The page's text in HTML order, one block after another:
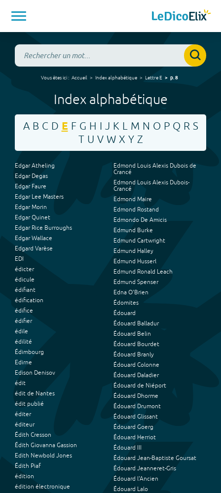
Vous êtes ici : Accueil Index alphabétique LettreE p.8
Index alphabétique
A B C D E F G H I J K L M N O P Q R S
T U V W X Y Z
Edgar Atheling
Edgar Degas
Edgar Faure
Edgar Lee Masters
Edgar Morin
Edgar Quinet
Edgar Rice Burroughs
Edgar Wallace
Edgard Varèse
EDI
édicter
édicule
édifiant
édification
édifice
édifier
édile
édilité
Édimbourg
Edirne
Edison Denisov
édit
édit de Nantes
édit publié
éditer
éditeur
Édith Cresson
Édith Giovanna Gassion
Edith Newbold Jones
Édith Piaf
édition
édition électronique
Edmond Louis Alexis Dubois de
Crancé
Edmond Louis Alexis Dubois-
Crancé
Edmond Maire
Edmond Rostand
Edmondo De Amicis
Edmund Burke
Edmund Cartwright
Edmund Halley
Edmund Husserl
Edmund Ronald Leach
Edmund Spenser
Edna O'Brien
Édomites
Édouard
Édouard Balladur
Édouard Belin
Édouard Bourdet
Édouard Branly
Édouard Colonne
Édouard Daladier
Édouard de Niéport
Édouard Dhorme
Édouard Drumont
Édouard Glissant
Édouard Goerg
Édouard Herriot
Édouard III
Édouard Jean-Baptiste Goursat
Édouard Jeanneret-Gris
Édouard l'Ancien
Édouard Lalo